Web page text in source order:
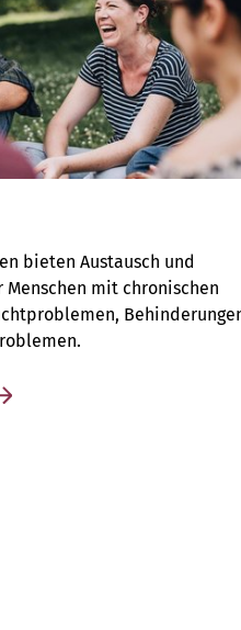
bieten Austausch und
Menschen mit chronischen